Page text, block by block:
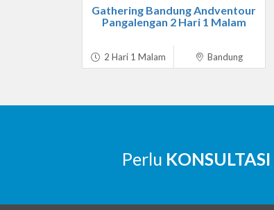
Gathering Bandung Andventour
Pangalengan 2 Hari 1 Malam
2 Hari 1 Malam Bandung
Perlu KONSULTASI